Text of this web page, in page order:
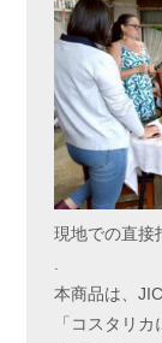
現地での直接
本商品は、
「コスタリ